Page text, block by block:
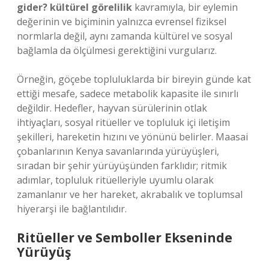
gider? kültürel görelilik kavramıyla, bir eylemin
değerinin ve biçiminin yalnızca evrensel fiziksel
normlarla değil, aynı zamanda kültürel ve sosyal
bağlamla da ölçülmesi gerektiğini vurgularız.
Örneğin, göçebe topluluklarda bir bireyin günde kat
ettiği mesafe, sadece metabolik kapasite ile sınırlı
değildir. Hedefler, hayvan sürülerinin otlak
ihtiyaçları, sosyal ritüeller ve topluluk içi iletişim
şekilleri, hareketin hızını ve yönünü belirler. Maasai
çobanlarının Kenya savanlarında yürüyüşleri,
sıradan bir şehir yürüyüşünden farklıdır; ritmik
adımlar, topluluk ritüelleriyle uyumlu olarak
zamanlanır ve her hareket, akrabalık ve toplumsal
hiyerarşi ile bağlantılıdır.
Ritüeller ve Semboller Ekseninde
Yürüyüş